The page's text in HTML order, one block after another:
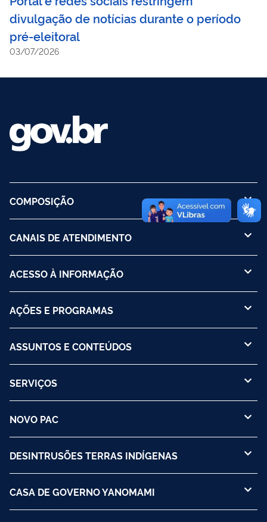
divulgação de notícias durante o período
pré-eleitoral
03/07/2026
COMPOSIÇÃO
CANAIS DE ATENDIMENTO
ACESSO À INFORMAÇÃO
AÇÕES E PROGRAMAS
ASSUNTOS E CONTEÚDOS
SERVIÇOS
NOVO PAC
DESINTRUSÕES TERRAS INDÍGENAS
CASA DE GOVERNO YANOMAMI